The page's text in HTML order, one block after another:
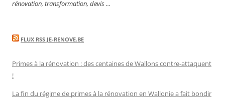
rénovation, transformation, devis ...
FLUX RSS JE-RENOVE.BE
Primes à la rénovation : des centaines de Wallons contre-attaquent
!
La fin du régime de primes à la rénovation en Wallonie a fait bondir